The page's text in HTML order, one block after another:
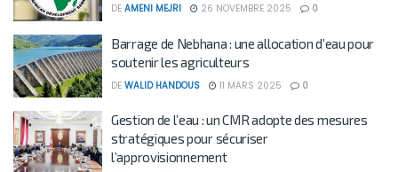
DE AMENI MEJRI 26 NOVEMBRE 2025 0
Barrage de Nebhana : une allocation d’eau pour
soutenir les agriculteurs
DE WALID HANDOUS 11 MARS 2025 0
Gestion de l’eau : un CMR adopte des mesures
stratégiques pour sécuriser
l’approvisionnement